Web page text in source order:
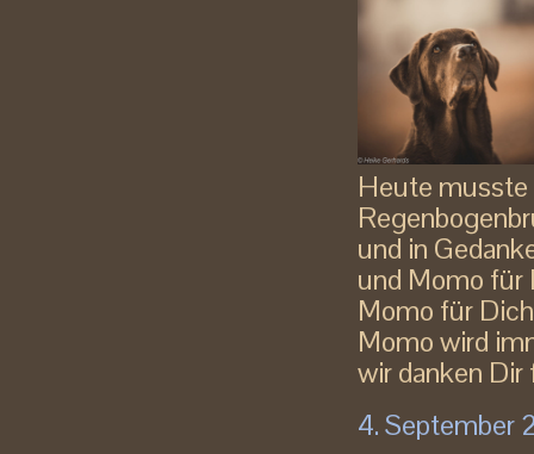
Heute musste
und in
und Momo für
Momo für
Momo wird
wir danken
4. September